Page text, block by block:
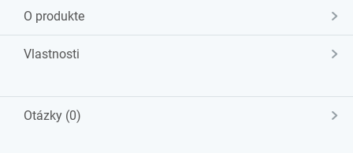
O produkte
Vlastnosti
Otázky (0)